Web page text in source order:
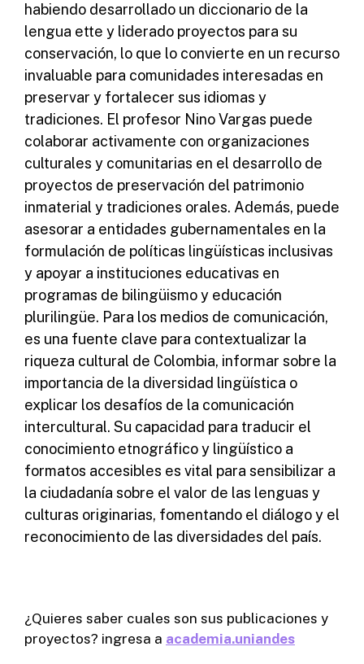
habiendo desarrollado un diccionario de la
lengua ette y liderado proyectos para su
conservación, lo que lo convierte en un recurso
invaluable para comunidades interesadas en
preservar y fortalecer sus idiomas y
tradiciones. El profesor Nino Vargas puede
colaborar activamente con organizaciones
culturales y comunitarias en el desarrollo de
proyectos de preservación del patrimonio
inmaterial y tradiciones orales. Además, puede
asesorar a entidades gubernamentales en la
formulación de políticas lingüísticas inclusivas
y apoyar a instituciones educativas en
programas de bilingüismo y educación
plurilingüe. Para los medios de comunicación,
es una fuente clave para contextualizar la
riqueza cultural de Colombia, informar sobre la
importancia de la diversidad lingüística o
explicar los desafíos de la comunicación
intercultural. Su capacidad para traducir el
conocimiento etnográfico y lingüístico a
formatos accesibles es vital para sensibilizar a
la ciudadanía sobre el valor de las lenguas y
culturas originarias, fomentando el diálogo y el
reconocimiento de las diversidades del país.
¿Quieres saber cuales son sus publicaciones y
proyectos? ingresa a academia.uniandes